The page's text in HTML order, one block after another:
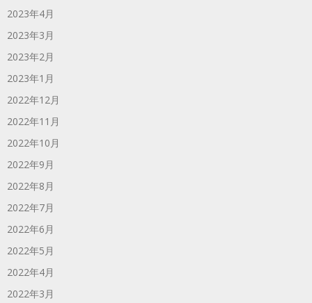
2023年4月
2023年3月
2023年2月
2023年1月
2022年12月
2022年11月
2022年10月
2022年9月
2022年8月
2022年7月
2022年6月
2022年5月
2022年4月
2022年3月